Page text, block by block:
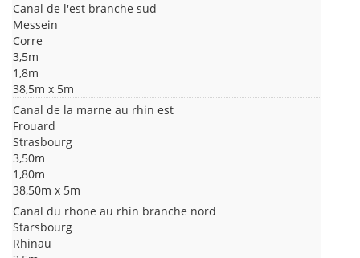
Canal de l'est branche sud
Messein
Corre
3,5m
1,8m
38,5m x 5m
Canal de la marne au rhin est
Frouard
Strasbourg
3,50m
1,80m
38,50m x 5m
Canal du rhone au rhin branche nord
Starsbourg
Rhinau